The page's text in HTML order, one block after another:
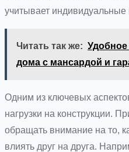
учитывает индивидуальные
Читать так же: Удобное
дома с мансардой и
Одним из ключевых
нагрузки на конструкции.
обращать внимание на то,
влиять друг на друга.